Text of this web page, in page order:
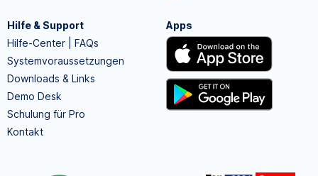
Hilfe & Support
Hilfe-Center | FAQs
Systemvoraussetzungen
Downloads & Links
Demo Desk
Schulung für Pro
Kontakt
Apps